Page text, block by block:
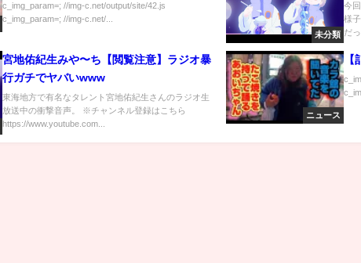
c_img_param=; //img-c.net/output/site/42.js
c_img_param=; //img-c.net/...
未分類
今
様
だ
宮地佑紀生みや〜ち【閲覧注意】ラジオ暴
行ガチでヤバいwww
東海地方で有名なタレント宮地佑紀生さんのラジオ生
放送中の衝撃音声。 ※チャンネル登録はこちら
https://www.youtube.com...
ニュース